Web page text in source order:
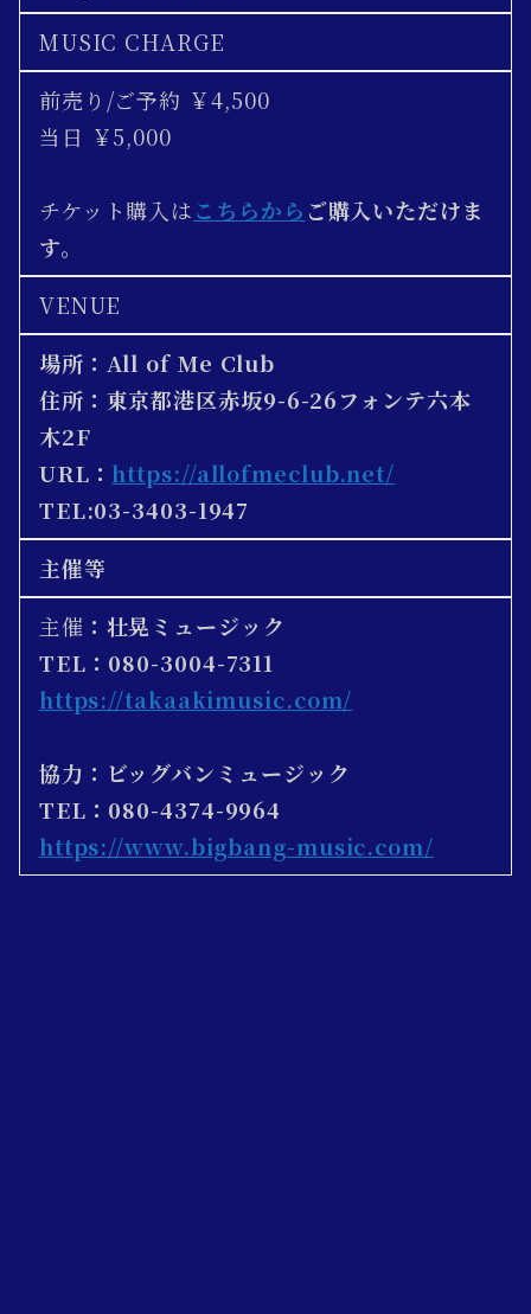
MUSIC CHARGE
前売り/ご予約 ￥4,500
当日 ￥5,000
チケット購入はこちらから ご購入いただけま
す。
VENUE
場所：All of Me Club
住所：東京都港区赤坂9-6-26フォンテ六本
木2F
URL： https://allofmeclub.net/
TEL:03-3403-1947
主催等
主催 ：壮晃ミュージック
TEL：080-3004-7311
https://takaakimusic.com/
協力：ビッグバンミュージック
TEL：080-4374-9964
https://www.bigbang-music.com/